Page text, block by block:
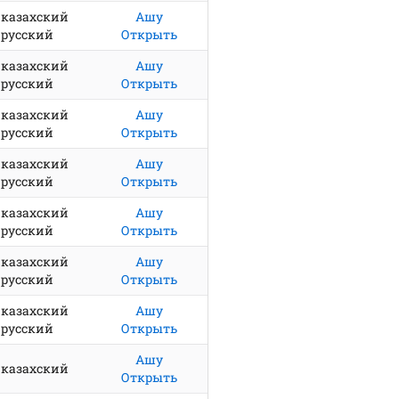
казахский
русский
Ашу
Открыть
казахский
русский
Ашу
Открыть
казахский
русский
Ашу
Открыть
казахский
русский
Ашу
Открыть
казахский
русский
Ашу
Открыть
казахский
русский
Ашу
Открыть
казахский
русский
Ашу
Открыть
казахский
Ашу
Открыть